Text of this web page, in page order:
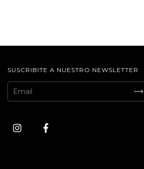
SUSCRIBITE A NUESTRO NEWSLETTER